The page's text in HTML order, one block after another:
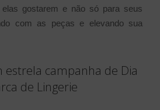
gostarem e não só para seus
com as peças e elevando sua
estrela campanha de Dia
de Lingerie